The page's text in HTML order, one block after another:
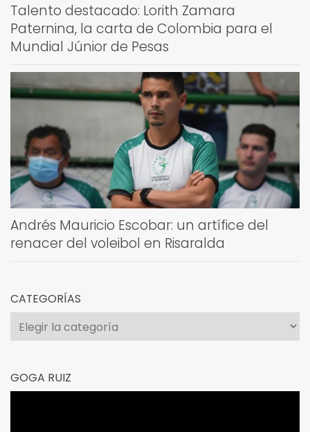
Talento destacado: Lorith Zamara
Paternina, la carta de Colombia para el
Mundial Júnior de Pesas
Andrés Mauricio Escobar: un artífice del
renacer del voleibol en Risaralda
CATEGORÍAS
Categorías
GOGA RUIZ